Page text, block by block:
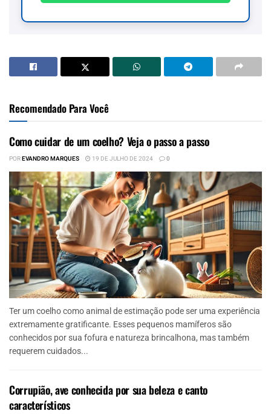
Recomendado Para Você
Como cuidar de um coelho? Veja o passo a passo
POREVANDRO MARQUES 19 DE JULHO DE 2024 0
Ter um coelho como animal de estimação pode ser uma experiência
extremamente gratificante. Esses pequenos mamíferos são
conhecidos por sua fofura e natureza brincalhona, mas também
requerem cuidados...
Corrupião, ave conhecida por sua beleza e canto
característicos